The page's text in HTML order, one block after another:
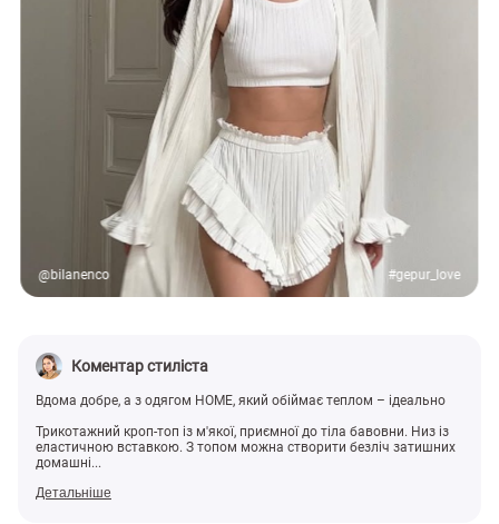
@bilanenco #gepur_love
Коментар стиліста
Вдома добре, а з одягом HOME, який обіймає теплом – ідеально
Трикотажний кроп-топ із м'якої, приємної до тіла бавовни. Низ із
еластичною вставкою. З топом можна створити безліч затишних
домашні...
Детальніше